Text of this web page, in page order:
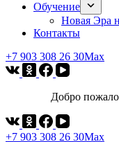
Обучение
Новая Эра
Контакты
+7 903 308 26 30Max
Добро
+7 903 308 26 30Max